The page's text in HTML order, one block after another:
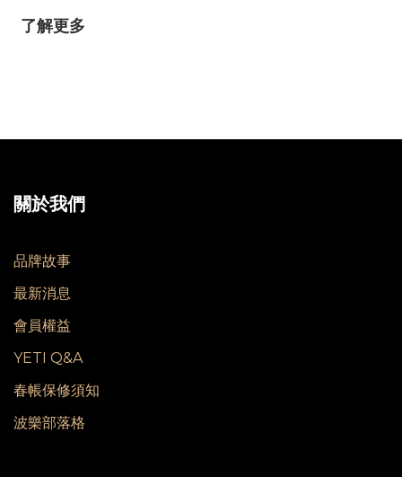
了解更多
關於我們
品牌故事
最新消息
會員權益
YETI Q&A
春帳保修須知
波樂部落格